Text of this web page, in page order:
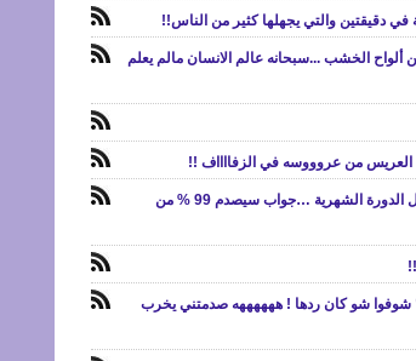
في دقيقتين والتي يجهلها كثير من الناس!!
ألواح الخشب ...سبحانه عالم الانسان مالم يعلم
من عروووسه في الزفااااف !!
ما هو سبب خروج الدم بلون بني خلال الدورة الشهرية …جواب سيصدم 99 % من
شوفوا شو كان ردها ! ههههههه صدمتني يخرب